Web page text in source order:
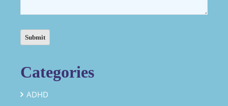
Categories
ADHD